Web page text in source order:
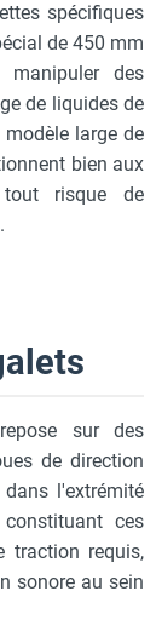
spécifiques
de 450 mm
des
de liquides de
large de
bien aux
risque de
sur des
de direction
l'extrémité
ces
traction requis,
sonore au sein